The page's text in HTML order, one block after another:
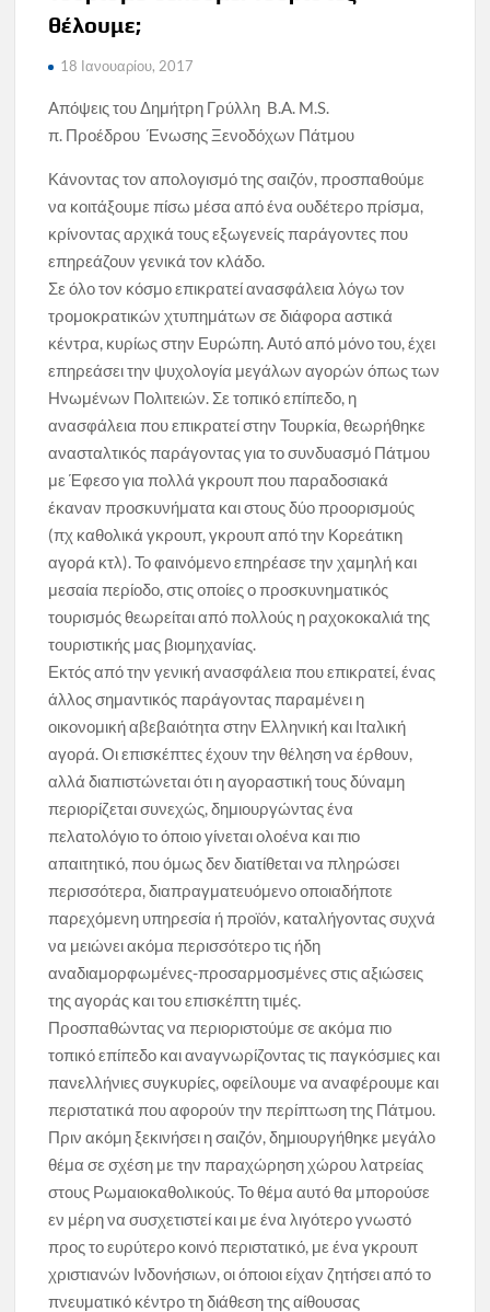
θέλουμε;
18 Ιανουαρίου, 2017
Aπόψεις του Δημήτρη Γρύλλη B.A. M.S.
π. Προέδρου Ένωσης Ξενοδόχων Πάτμου
Κάνοντας τον απολογισμό της σαιζόν, προσπαθούμε
να κοιτάξουμε πίσω μέσα από ένα ουδέτερο πρίσμα,
κρίνοντας αρχικά τους εξωγενείς παράγοντες που
επηρεάζουν γενικά τον κλάδο.
Σε όλο τον κόσμο επικρατεί ανασφάλεια λόγω τον
τρομοκρατικών χτυπημάτων σε διάφορα αστικά
κέντρα, κυρίως στην Ευρώπη. Αυτό από μόνο του, έχει
επηρεάσει την ψυχολογία μεγάλων αγορών όπως των
Ηνωμένων Πολιτειών. Σε τοπικό επίπεδο, η
ανασφάλεια που επικρατεί στην Τουρκία, θεωρήθηκε
ανασταλτικός παράγοντας για το συνδυασμό Πάτμου
με Έφεσο για πολλά γκρουπ που παραδοσιακά
έκαναν προσκυνήματα και στους δύο προορισμούς
(πχ καθολικά γκρουπ, γκρουπ από την Κορεάτικη
αγορά κτλ). Το φαινόμενο επηρέασε την χαμηλή και
μεσαία περίοδο, στις οποίες ο προσκυνηματικός
τουρισμός θεωρείται από πολλούς η ραχοκοκαλιά της
τουριστικής μας βιομηχανίας.
Εκτός από την γενική ανασφάλεια που επικρατεί, ένας
άλλος σημαντικός παράγοντας παραμένει η
οικονομική αβεβαιότητα στην Ελληνική και Ιταλική
αγορά. Οι επισκέπτες έχουν την θέληση να έρθουν,
αλλά διαπιστώνεται ότι η αγοραστική τους δύναμη
περιορίζεται συνεχώς, δημιουργώντας ένα
πελατολόγιο το όποιο γίνεται ολοένα και πιο
απαιτητικό, που όμως δεν διατίθεται να πληρώσει
περισσότερα, διαπραγματευόμενο οποιαδήποτε
παρεχόμενη υπηρεσία ή προϊόν, καταλήγοντας συχνά
να μειώνει ακόμα περισσότερο τις ήδη
αναδιαμορφωμένες-προσαρμοσμένες στις αξιώσεις
της αγοράς και του επισκέπτη τιμές.
Προσπαθώντας να περιοριστούμε σε ακόμα πιο
τοπικό επίπεδο και αναγνωρίζοντας τις παγκόσμιες και
πανελλήνιες συγκυρίες, οφείλουμε να αναφέρουμε και
περιστατικά που αφορούν την περίπτωση της Πάτμου.
Πριν ακόμη ξεκινήσει η σαιζόν, δημιουργήθηκε μεγάλο
θέμα σε σχέση με την παραχώρηση χώρου λατρείας
στους Ρωμαιοκαθολικούς. Το θέμα αυτό θα μπορούσε
εν μέρη να συσχετιστεί και με ένα λιγότερο γνωστό
προς το ευρύτερο κοινό περιστατικό, με ένα γκρουπ
χριστιανών Ινδονήσιων, οι όποιοι είχαν ζητήσει από το
πνευματικό κέντρο τη διάθεση της αίθουσας